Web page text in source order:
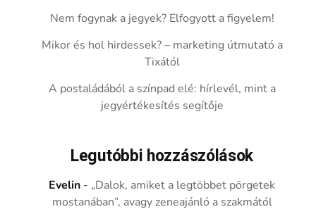
Nem fogynak a jegyek? Elfogyott a figyelem!
Mikor és hol hirdessek? – marketing útmutató a
Tixától
A postaládából a színpad elé: hírlevél, mint a
jegyértékesítés segítője
Legutóbbi hozzászólások
Evelin - „Dalok, amiket a legtöbbet pörgetek
mostanában”, avagy zeneajánló a szakmától